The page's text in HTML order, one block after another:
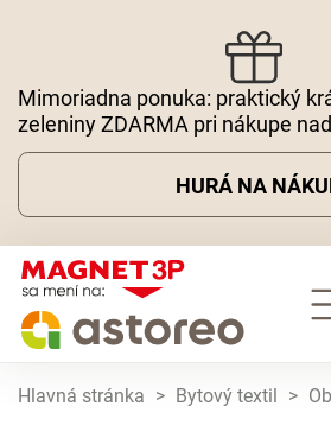
Mimoriadna ponuka: praktický
zeleniny ZDARMA pri nákupe
HURÁ NA
Hlavná stránka > Bytový textil >